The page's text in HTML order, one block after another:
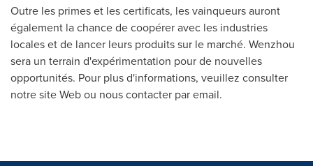
Outre les primes et les certificats, les vainqueurs auront
également la chance de coopérer avec les industries
locales et de lancer leurs produits sur le marché. Wenzhou
sera un terrain d'expérimentation pour de nouvelles
opportunités. Pour plus d'informations, veuillez consulter
notre site Web ou nous contacter par email.